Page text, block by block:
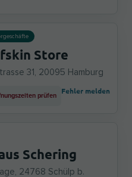
Store
31, 20095 Hamburg
prüfen
Fehler melden
Schering
24768 Schülp b.